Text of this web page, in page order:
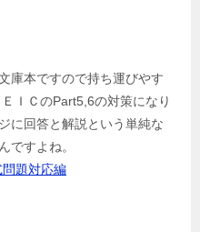
庫本ですので持ち運びやす
ＩＣのPart5,6の対策になり
に回答と解説という単純な
ですよね。
題対応編